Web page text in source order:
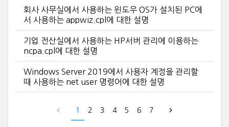
회사 사무실에서 사용하는 윈도우 OS가 설치된 PC에
서 사용하는 appwiz.cpl에 대한 설명
기업 전산실에서 사용하는 HP서버 관리에 이용하는
ncpa.cpl에 대한 설명
Windows Server 2019에서 사용자 계정을 관리할
때 사용하는 net user 명령어에 대한 설명
1 2 3 4 5 6 7